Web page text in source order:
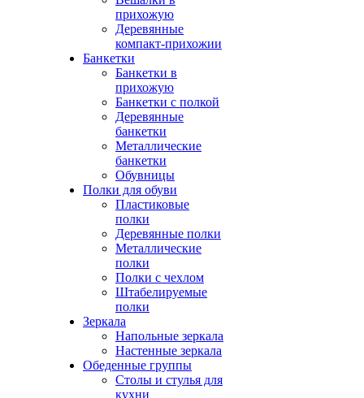
прихожую
Деревянные
компакт-прихожии
Банкетки
Банкетки в
прихожую
Банкетки с полкой
Деревянные
банкетки
Металлические
банкетки
Обувницы
Полки для обуви
Пластиковые
полки
Деревянные полки
Металлические
полки
Полки с чехлом
Штабелируемые
полки
Зеркала
Напольные зеркала
Настенные зеркала
Обеденные группы
Столы и стулья для
кухни